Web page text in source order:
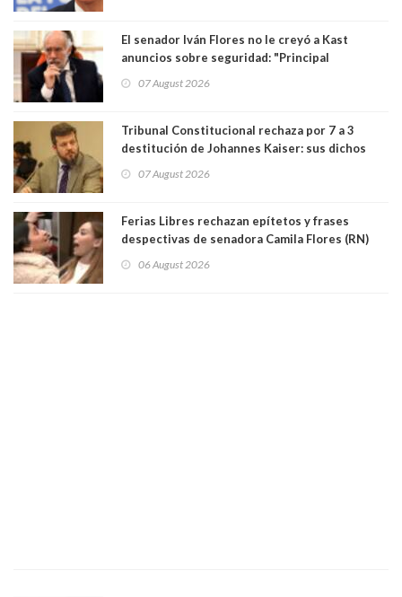
El senador Iván Flores no le creyó a Kast
anuncios sobre seguridad: "Principal
perseguir ruta del dinero y levantar secreto
07 August 2026
Tribunal Constitucional rechaza por 7 a 3
destitución de Johannes Kaiser: sus dichos
justicia constitucional porque no es diputado
07 August 2026
Ferias Libres rechazan epítetos y frases
despectivas de senadora Camila Flores (RN)
06 August 2026